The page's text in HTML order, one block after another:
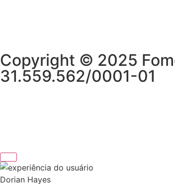
Copyright © 2025
31.559.562/0001-01
Dorian Hayes